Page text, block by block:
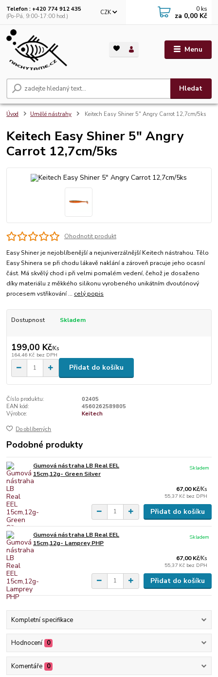
Menu
CZK
Hledat
Telefon : +420 774 912 435
(Po-Pá, 9:00-17:00 hod.)
0 ks
za 0,00 Kč
Úvod Umělé nástrahy Keitech Easy Shiner 5" Angry Carrot 12,7cm/5ks
Keitech Easy Shiner 5" Angry
Carrot 12,7cm/5ks
Ohodnotit produkt
Easy Shiner je nejoblíbenější a nejuniverzálnější Keitech nástrahou. Tělo
Easy Shinera se při chodu lákavě naklání a zároveň pracuje jeho ocasní
část. Má skvělý chod i při velmi pomalém vedení, čehož je dosaženo
díky materiálu z měkkého silikonu vyrobeného unikátním dvoutónový
procesem vstřikování ... celý popis
Dostupnost Skladem
199,00 Kč/Ks
164,46 Kč bez DPH
Přidat do košíku
Číslo produktu:
02405
EAN kód:
4560262589805
Výrobce:
Keitech
Do oblíbených
Podobné produkty
Gumová nástraha LB Real EEL
15cm,12g- Green Silver
67,00 Kč/Ks
55,37 Kč bez DPH
Skladem
Přidat do košíku
Gumová nástraha LB Real EEL
15cm,12g- Lamprey PHP
67,00 Kč/Ks
55,37 Kč bez DPH
Skladem
Přidat do košíku
Kompletní specifikace
Hodnocení 0
Komentáře 0